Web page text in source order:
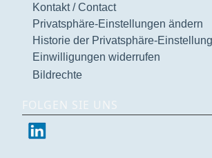
Kontakt / Contact
Privatsphäre-Einstellungen ändern
Historie der Privatsphäre-
Einwilligungen widerrufen
Bildrechte
FOLGEN SIE UNS